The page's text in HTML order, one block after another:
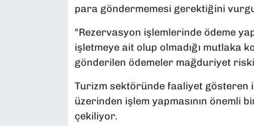
para göndermemesi gerektiğini
"Rezervasyon işlemlerinde ödeme
işletmeye ait olup olmadığı mutlaka
gönderilen ödemeler mağduriyet
Turizm sektöründe faaliyet gösteren
üzerinden işlem yapmasının önemli
çekiliyor.